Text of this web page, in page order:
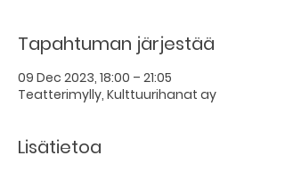
Tapahtuman järjestää
09 Dec 2023, 18:00 – 21:05
Teatterimylly, Kulttuurihanat ay
Lisätietoa